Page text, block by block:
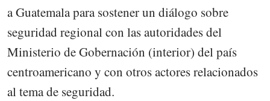
a Guatemala para sostener un diálogo sobre
seguridad regional con las autoridades del
Ministerio de Gobernación (interior) del país
centroamericano y con otros actores relacionados
al tema de seguridad.